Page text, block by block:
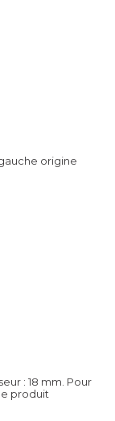
origine
: 18 mm. Pour
produit